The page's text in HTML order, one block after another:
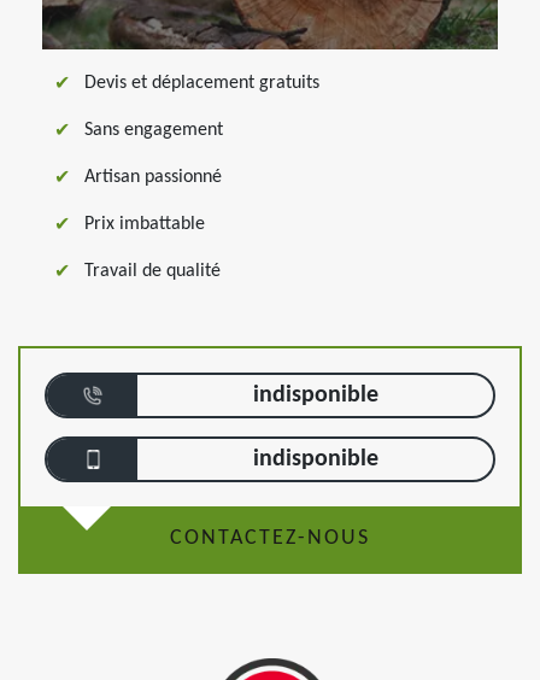
Devis et déplacement gratuits
Sans engagement
Artisan passionné
Prix imbattable
Travail de qualité
indisponible
indisponible
CONTACTEZ-NOUS